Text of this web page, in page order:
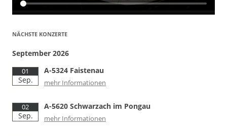
NÄCHSTE KONZERTE
September 2026
01
Sep.
A-5324 Faistenau
mehr Informationen
02
Sep.
A-5620 Schwarzach im Pongau
mehr Informationen